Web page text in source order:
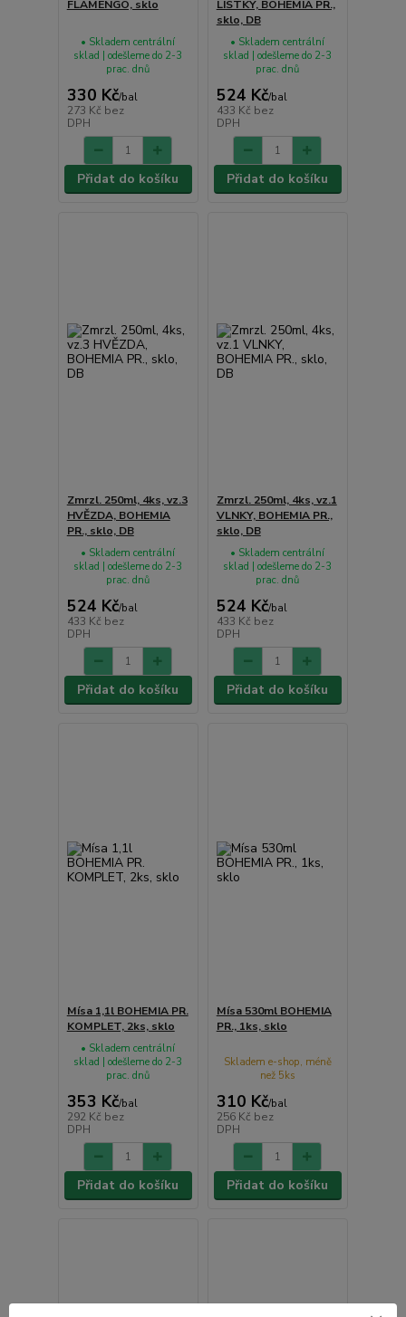
FLAMENGO, sklo
330 Kč/bal
273 Kč bez
DPH
• Skladem centrální
sklad | odešleme do 2-3
prac. dnů
Přidat do košíku
LÍSTKY, BOHEMIA PR.,
sklo, DB
524 Kč/bal
433 Kč bez
DPH
• Skladem centrální
sklad | odešleme do 2-3
prac. dnů
Přidat do košíku
Zmrzl. 250ml, 4ks, vz.3
HVĚZDA, BOHEMIA
PR., sklo, DB
524 Kč/bal
433 Kč bez
DPH
• Skladem centrální
sklad | odešleme do 2-3
prac. dnů
Přidat do košíku
Zmrzl. 250ml, 4ks, vz.1
VLNKY, BOHEMIA PR.,
sklo, DB
524 Kč/bal
433 Kč bez
DPH
• Skladem centrální
sklad | odešleme do 2-3
prac. dnů
Přidat do košíku
Mísa 1,1l BOHEMIA PR.
KOMPLET, 2ks, sklo
353 Kč/bal
292 Kč bez
DPH
• Skladem centrální
sklad | odešleme do 2-3
prac. dnů
Přidat do košíku
Mísa 530ml BOHEMIA
PR., 1ks, sklo
310 Kč/bal
256 Kč bez
DPH
Skladem e-shop, méně
než 5ks
Přidat do košíku